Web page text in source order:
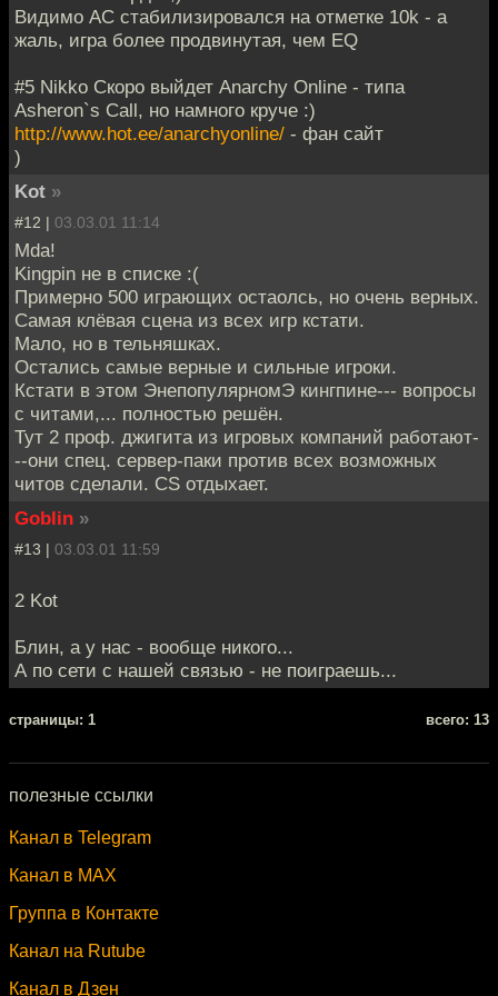
Видимо AC стабилизировался на отметке 10k - а
жаль, игра более продвинутая, чем EQ
#5 Nikko Скоро выйдет Anarchy Online - типа
Asheron`s Call, но намного круче :)
http://www.hot.ee/anarchyonline/ - фан сайт
)
Kot »
#12 | 03.03.01 11:14
Mda!
Kingpin не в списке :(
Примерно 500 играющих остаолсь, но очень верных.
Самая клёвая сцена из всех игр кстати.
Мало, но в тельняшках.
Остались самые верные и сильные игроки.
Кстати в этом ЭнепопулярномЭ кингпине--- вопросы
с читами,... полностью решён.
Тут 2 проф. джигита из игровых компаний работают-
--они спец. сервер-паки против всех возможных
читов сделали. CS отдыхает.
Goblin »
#13 | 03.03.01 11:59
2 Kot
Блин, а у нас - вообще никого...
А по сети с нашей связью - не поиграешь...
cтраницы: 1 всего: 13
полезные ссылки
Канал в Telegram
Канал в MAX
Группа в Контакте
Канал на Rutube
Канал в Дзен